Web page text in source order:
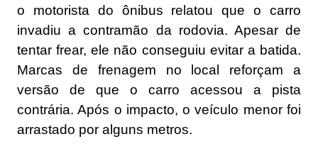
o motorista do ônibus relatou que o carro
invadiu a contramão da rodovia. Apesar de
tentar frear, ele não conseguiu evitar a batida.
Marcas de frenagem no local reforçam a
versão de que o carro acessou a pista
contrária. Após o impacto, o veículo menor foi
arrastado por alguns metros.